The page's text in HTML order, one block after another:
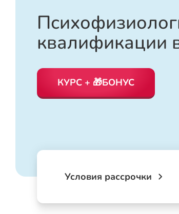
квалификации
КУРС + 🎁БОНУС
Условия рассрочки